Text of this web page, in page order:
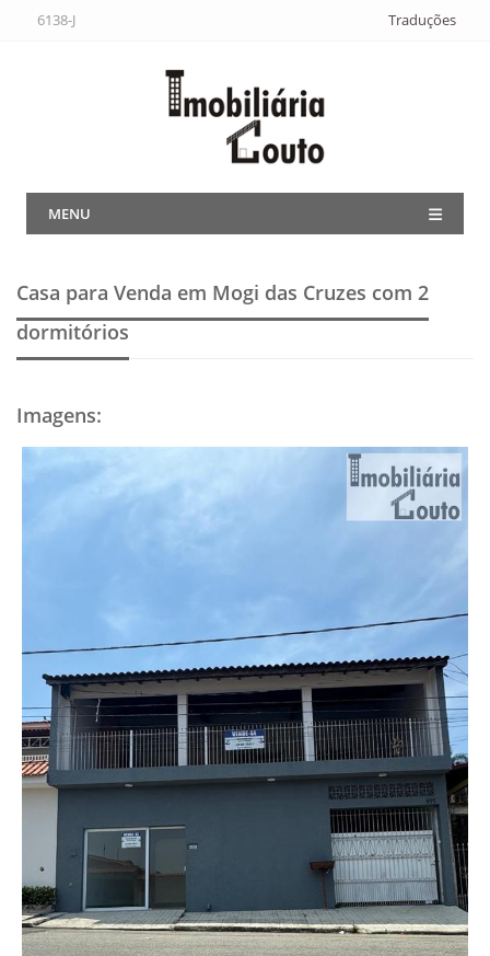
6138-J Traduções
MENU
Casa para Venda em Mogi das Cruzes com 2
dormitórios
Imagens: